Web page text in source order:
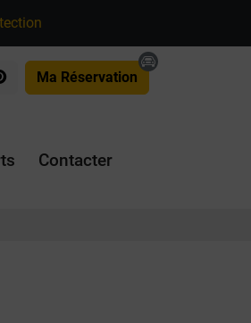
Ma Réservation
Contacter